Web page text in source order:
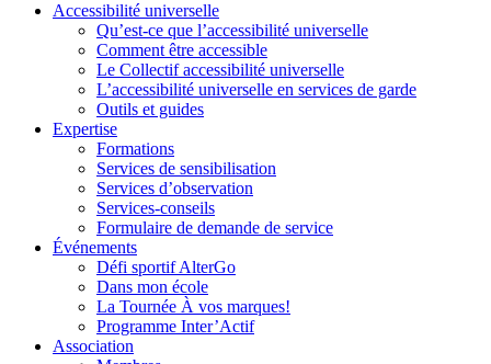
Accessibilité universelle
Qu’est-ce que l’accessibilité universelle
Comment être accessible
Le Collectif accessibilité universelle
L’accessibilité universelle en services de garde
Outils et guides
Expertise
Formations
Services de sensibilisation
Services d’observation
Services-conseils
Formulaire de demande de service
Événements
Défi sportif AlterGo
Dans mon école
La Tournée À vos marques!
Programme Inter’Actif
Association